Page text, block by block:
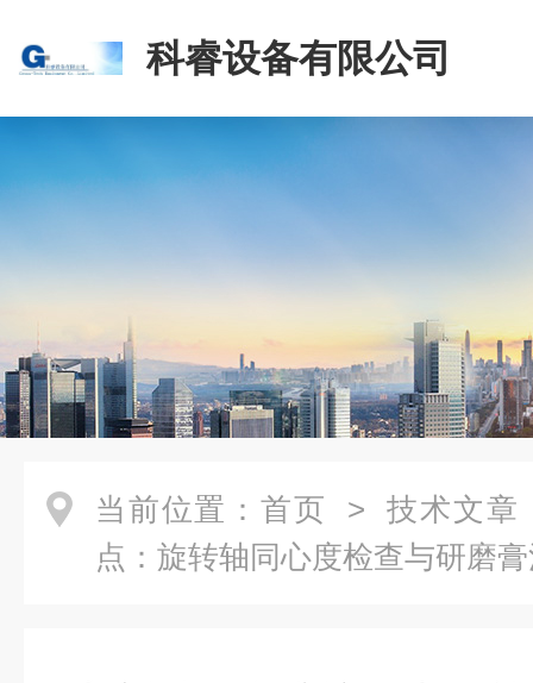
科睿设备有限公司
当前位置： 首页 > 技术文章
点：旋转轴同心度检查与研磨